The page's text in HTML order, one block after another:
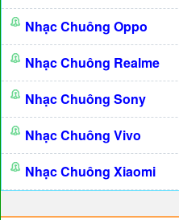
Nhạc Chuông Oppo
Nhạc Chuông Realme
Nhạc Chuông Sony
Nhạc Chuông Vivo
Nhạc Chuông Xiaomi